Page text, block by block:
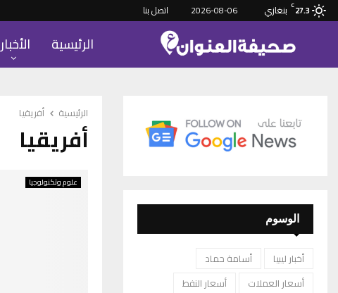
27.3
C بنغازي 2026-08-06 اتصل بنا
الرئيسية الأخبار
الرئيسية أفريقيا
أفريقيا
علوم وتكنولوجيا
الوسوم
أخبار ليبيا
أسامة حماد
أسعار العملات
أسعار النفط